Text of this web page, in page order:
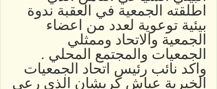
اطلقته الجمعية في العقبة ندوة
بيئية توعوية لعدد من اعضاء
الجمعية والاتحاد وممثلي
الجمعيات والمجتمع المحلي .
واكد نائب رئيس اتحاد الجمعيات
الخيرية عياش كريشان الذي رعى